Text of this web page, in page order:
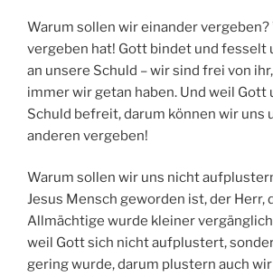
Warum sollen wir einander vergeben?
vergeben hat! Gott bindet und fesselt
an unsere Schuld – wir sind frei von
immer wir getan haben. Und weil Gott
Schuld befreit, darum können wir uns
anderen vergeben!
Warum sollen wir uns nicht
Jesus Mensch geworden ist, der Herr,
Allmächtige wurde kleiner
weil Gott sich nicht aufplustert,
gering wurde, darum plustern auch